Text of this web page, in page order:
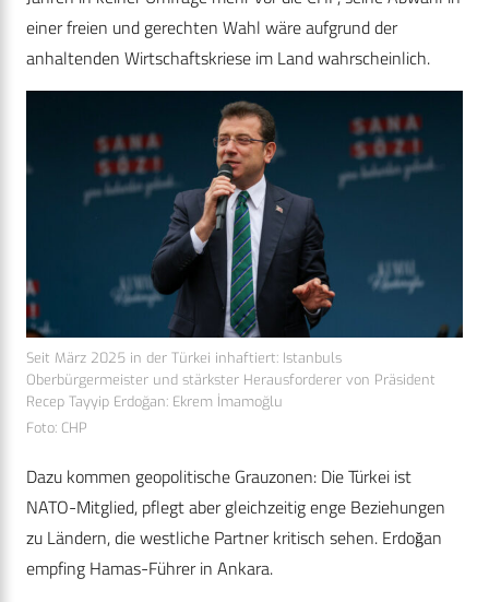
einer freien und gerechten Wahl wäre aufgrund der
anhaltenden Wirtschaftskriese im Land wahrscheinlich.
Seit März 2025 in der Türkei inhaftiert: Istanbuls
Oberbürgermeister und stärkster Herausforderer von Präsident
Recep Tayyip Erdoğan: Ekrem İmamoğlu
Foto: CHP
Dazu kommen geopolitische Grauzonen: Die Türkei ist
NATO-Mitglied, pflegt aber gleichzeitig enge Beziehungen
zu Ländern, die westliche Partner kritisch sehen. Erdoğan
empfing Hamas-Führer in Ankara.